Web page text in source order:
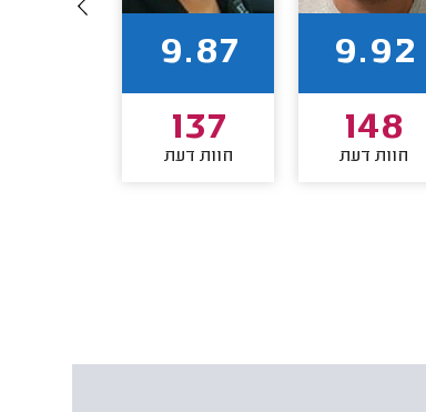
9.92
148
חוות דעת
9.87
137
חוות דעת